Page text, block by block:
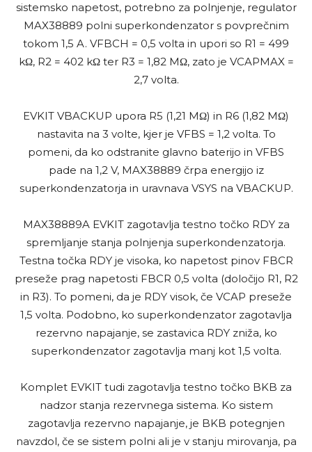
sistemsko napetost, potrebno za polnjenje, regulator
MAX38889 polni superkondenzator s povprečnim
tokom 1,5 A. VFBCH = 0,5 volta in upori so R1 = 499
kΩ, R2 = 402 kΩ ter R3 = 1,82 MΩ, zato je VCAPMAX =
2,7 volta.
EVKIT VBACKUP upora R5 (1,21 MΩ) in R6 (1,82 MΩ)
nastavita na 3 volte, kjer je VFBS = 1,2 volta. To
pomeni, da ko odstranite glavno baterijo in VFBS
pade na 1,2 V, MAX38889 črpa energijo iz
superkondenzatorja in uravnava VSYS na VBACKUP.
MAX38889A EVKIT zagotavlja testno točko RDY za
spremljanje stanja polnjenja superkondenzatorja.
Testna točka RDY je visoka, ko napetost pinov FBCR
preseže prag napetosti FBCR 0,5 volta (določijo R1, R2
in R3). To pomeni, da je RDY visok, če VCAP preseže
1,5 volta. Podobno, ko superkondenzator zagotavlja
rezervno napajanje, se zastavica RDY zniža, ko
superkondenzator zagotavlja manj kot 1,5 volta.
Komplet EVKIT tudi zagotavlja testno točko BKB za
nadzor stanja rezervnega sistema. Ko sistem
zagotavlja rezervno napajanje, je BKB potegnjen
navzdol, če se sistem polni ali je v stanju mirovanja, pa